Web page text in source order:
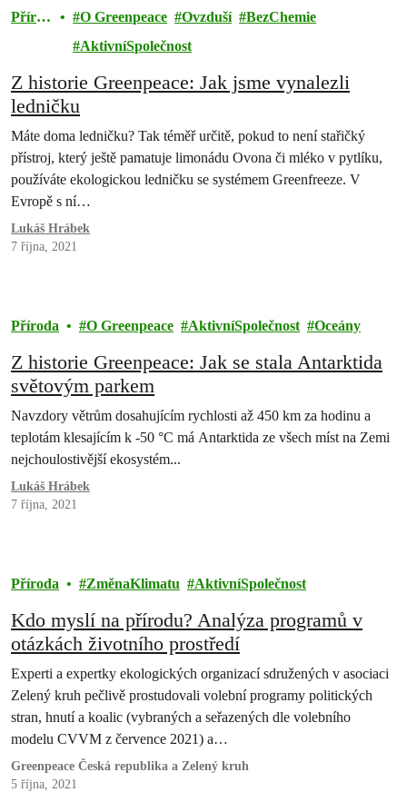
Přírod
O Greenpeace Ovzduší
BezChemie
AktivníSpolečnost
Z historie Greenpeace: Jak jsme vynalezli
ledničku
Máte doma ledničku? Tak téměř určitě, pokud to není stařičký
přístroj, který ještě pamatuje limonádu Ovona či mléko v pytlíku,
používáte ekologickou ledničku se systémem Greenfreeze. V
Evropě s ní…
Lukáš Hrábek
7 října, 2021
Příroda O Greenpeace AktivníSpolečnost Oceány
Z historie Greenpeace: Jak se stala Antarktida
světovým parkem
Navzdory větrům dosahujícím rychlosti až 450 km za hodinu a
teplotám klesajícím k -50 °C má Antarktida ze všech míst na Zemi
nejchoulostivější ekosystém...
Lukáš Hrábek
7 října, 2021
Příroda ZměnaKlimatu AktivníSpolečnost
Kdo myslí na přírodu? Analýza programů v
otázkách životního prostředí
Experti a expertky ekologických organizací sdružených v asociaci
Zelený kruh pečlivě prostudovali volební programy politických
stran, hnutí a koalic (vybraných a seřazených dle volebního
modelu CVVM z července 2021) a…
Greenpeace Česká republika a Zelený kruh
5 října, 2021